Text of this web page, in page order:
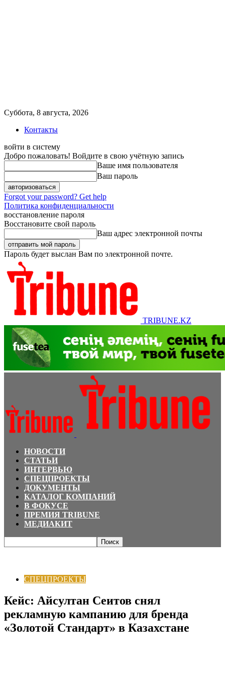
Суббота, 8 августа, 2026
Контакты
войти в систему
Добро пожаловать! Войдите в свою учётную запись
Ваше имя пользователя
Ваш пароль
Forgot your password? Get help
Политика конфиденциальности
восстановление пароля
Восстановите свой пароль
Ваш адрес электронной почты
Пароль будет выслан Вам по электронной почте.
TRIBUNE.KZ
НОВОСТИ
СТАТЬИ
ИНТЕРВЬЮ
СПЕЦПРОЕКТЫ
ДОКУМЕНТЫ
КАТАЛОГ КОМПАНИЙ
В ФОКУСЕ
ПРЕМИЯ TRIBUNE
МЕДИАКИТ
СПЕЦПРОЕКТЫ
Кейс: Айсултан Сеитов снял
рекламную кампанию для бренда
«Золотой Стандарт» в Казахстане